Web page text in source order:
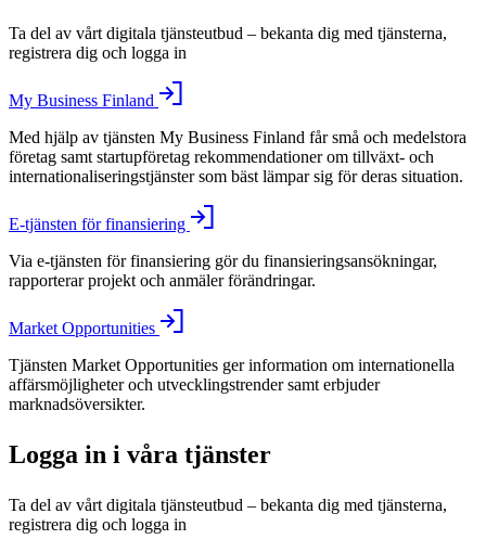
Ta del av vårt digitala tjänsteutbud – bekanta dig med tjänsterna,
registrera dig och logga in
My Business Finland
Med hjälp av tjänsten My Business Finland får små och medelstora
företag samt startupföretag rekommendationer om tillväxt- och
internationaliseringstjänster som bäst lämpar sig för deras situation.
E-tjänsten för finansiering
Via e-tjänsten för finansiering gör du finansieringsansökningar,
rapporterar projekt och anmäler förändringar.
Market Opportunities
Tjänsten Market Opportunities ger information om internationella
affärsmöjligheter och utvecklingstrender samt erbjuder
marknadsöversikter.
Logga in i våra tjänster
Ta del av vårt digitala tjänsteutbud – bekanta dig med tjänsterna,
registrera dig och logga in